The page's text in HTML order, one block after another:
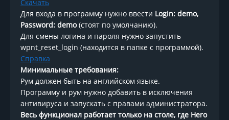
Скачать
Для входа в программу нужно ввести Login: demo,
Password: demo(стоят по умолчанию).
Для смены логина и пароля нужно запустить
wpnt_reset_login (находится в папке с программой).
Справка
Минимальные требования:
Рум должен быть на английском языке.
Программу и рум нужно добавить в исключения
антивируса и запускать с правами администратора.
Весь функционал работает только на столе, где Hero